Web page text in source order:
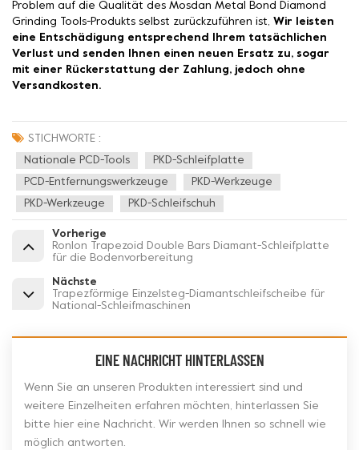
Problem auf die Qualität des Mosdan Metal Bond Diamond
Grinding Tools-Produkts selbst zurückzuführen ist, Wir leisten
eine Entschädigung entsprechend Ihrem tatsächlichen
Verlust und senden Ihnen einen neuen Ersatz zu, sogar
mit einer Rückerstattung der Zahlung, jedoch ohne
Versandkosten.
STICHWORTE :
Nationale PCD-Tools PKD-Schleifplatte
PCD-Entfernungswerkzeuge PKD-Werkzeuge
PKD-Werkzeuge PKD-Schleifschuh
Vorherige
Ronlon Trapezoid Double Bars Diamant-Schleifplatte
für die Bodenvorbereitung
Nächste
Trapezförmige Einzelsteg-Diamantschleifscheibe für
National-Schleifmaschinen
EINE NACHRICHT HINTERLASSEN
Wenn Sie an unseren Produkten interessiert sind und
weitere Einzelheiten erfahren möchten, hinterlassen Sie
bitte hier eine Nachricht. Wir werden Ihnen so schnell wie
möglich antworten.